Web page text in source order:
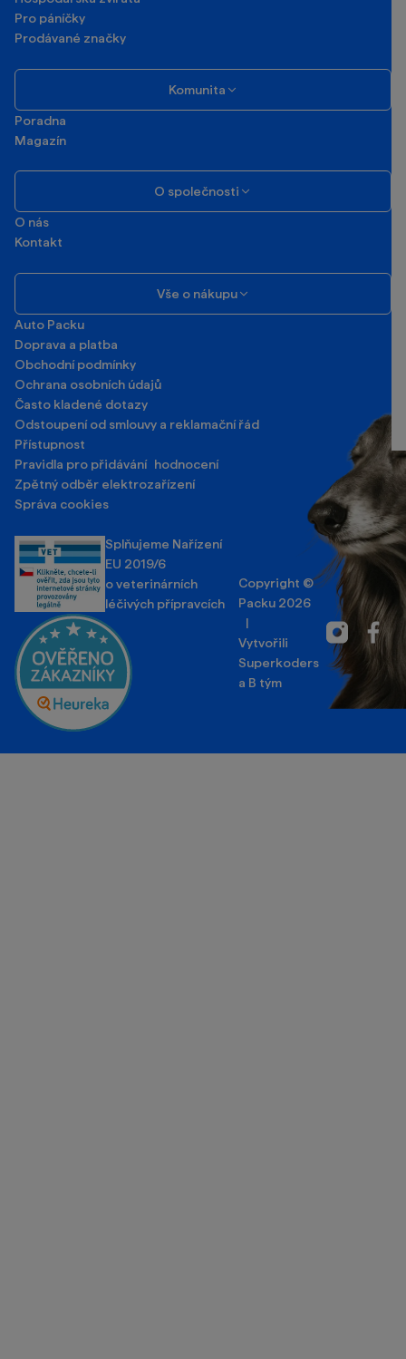
Pro páníčky
Prodávané značky
Komunita
Poradna
Magazín
O společnosti
O nás
Kontakt
Vše o nákupu
Auto Packu
Doprava a platba
Obchodní podmínky
Ochrana osobních údajů
Často kladené dotazy
Odstoupení od smlouvy a reklamační řád
Přístupnost
Pravidla pro přidávání hodnocení
Zpětný odběr elektrozařízení
Správa cookies
Splňujeme Nařízení
EU 2019/6
o veterinárních
léčivých přípravcích
Copyright ©
Packu 2026
|
Vytvořili
Superkoders
a B tým
Instagram